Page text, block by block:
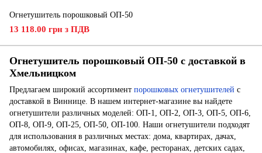
Огнетушитель порошковый ОП-50
13 118.00 грн з ПДВ
Огнетушитель порошковый ОП-50 с доставкой в
Хмельницком
Предлагаем широкий ассортимент порошковых огнетушителей с
доставкой в Виннице. В нашем интернет-магазине вы найдете
огнетушители различных моделей: ОП-1, ОП-2, ОП-3, ОП-5, ОП-6,
ОП-8, ОП-9, ОП-25, ОП-50, ОП-100. Наши огнетушители подходят
для использования в различных местах: дома, квартирах, дачах,
автомобилях, офисах, магазинах, кафе, ресторанах, детских садах,